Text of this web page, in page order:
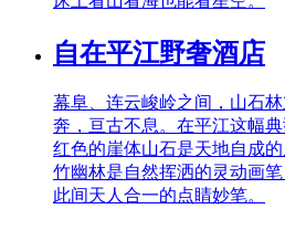
自在平江野奢酒店
幕阜、连云峻岭之间，山石
奔，亘古不息。在平江这幅
红色的崖体山石是天地自成
竹幽林是自然挥洒的灵动画
此间天人合一的点睛妙笔。